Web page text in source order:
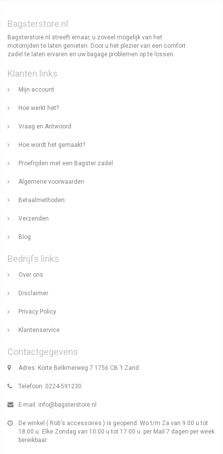
Bagsterstore.nl
Bagsterstore.nl streeft ernaar, u zoveel mogelijk van het
motorrijden te laten genieten. Door u het plezier van een comfort
zadel te laten ervaren en uw bagage problemen op te lossen.
Klanten links
Mijn account
Hoe werkt het?
Vraag en Antwoord
Hoe wordt het gemaakt?
Proefrijden met een Bagster zadel
Algemene voorwaarden
Betaalmethoden
Verzenden
Blog
Bedrijfs links
Over ons
Disclaimer
Privacy Policy
Klantenservice
Contactgegevens
Adres: Korte Belkmerweg 7 1756 CB 't Zand
Telefoon: 0224-591230
E-mail: info@bagsterstore.nl
De winkel ( Rob's accessoires ) is geopend: Wo t/m Za van 9.00 u tot
18.00 u. Elke Zondag van 10.00 u tot 17.00 u. per Mail 7 dagen per week
bereikbaar.